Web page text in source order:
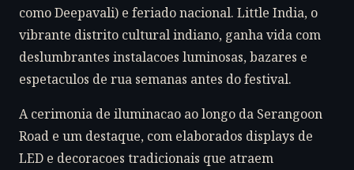
como Deepavali) e feriado nacional. Little India, o
vibrante distrito cultural indiano, ganha vida com
deslumbrantes instalacoes luminosas, bazares e
espetaculos de rua semanas antes do festival.
A cerimonia de iluminacao ao longo da Serangoon
Road e um destaque, com elaborados displays de
LED e decoracoes tradicionais que atraem